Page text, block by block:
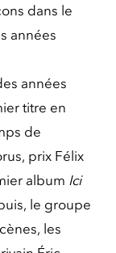
dans le
années
années
titre en
de
prix Félix
album Ici
le groupe
les